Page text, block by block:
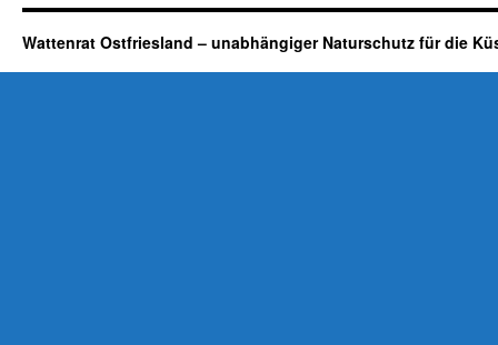
Wattenrat Ostfriesland – unabhängiger Naturschutz für die